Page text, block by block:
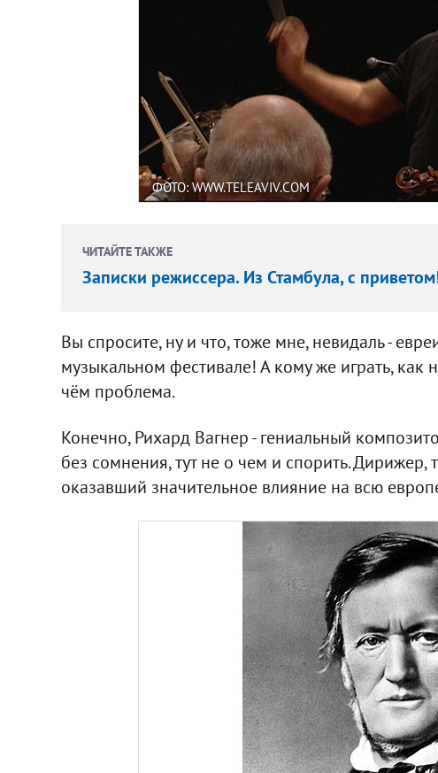
ФОТО: WWW.TELEAVIV.COM
ЧИТАЙТЕ ТАКЖЕ
Записки режиссера. Из Стамбула, с
Вы спросите, ну и что, тоже мне, невидаль -
музыкальном фестивале! А кому же играть, как
чём проблема.
Конечно, Рихард Вагнер - гениальный
без сомнения, тут не о чем и спорить. Дирижер,
оказавший значительное влияние на всю